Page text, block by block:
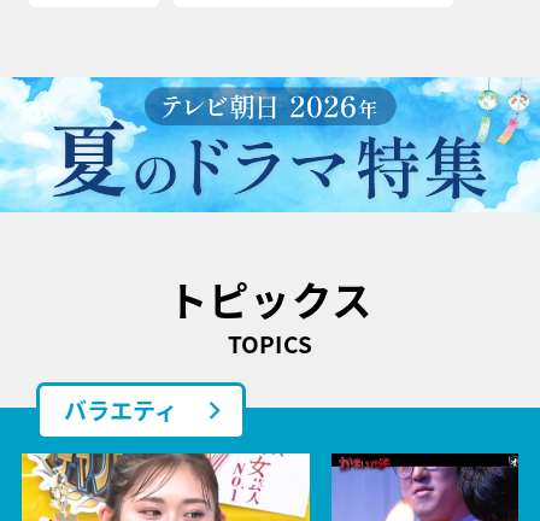
トピックス
TOPICS
バラエティ